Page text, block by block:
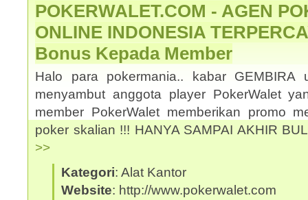
POKERWALET.COM - AGEN
ONLINE INDONESIA
Bonus Kepada Member
Halo para pokermania.. kabar GEMBIRA
menyambut anggota player PokerWalet
member PokerWalet memberikan promo
poker skalian !!! HANYA SAMPAI AKHIR
>>
Kategori: Alat Kantor
Website: http://www.pokerwalet.com